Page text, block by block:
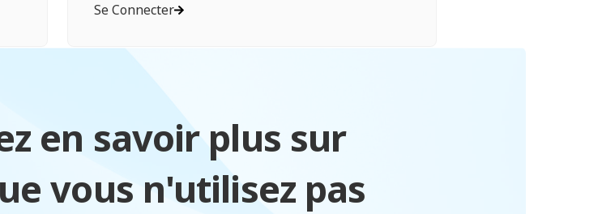
Se Connecter
en savoir plus sur
vous n'utilisez pas